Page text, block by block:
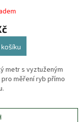
košíku
metr s vyztuženým
měření ryb přímo